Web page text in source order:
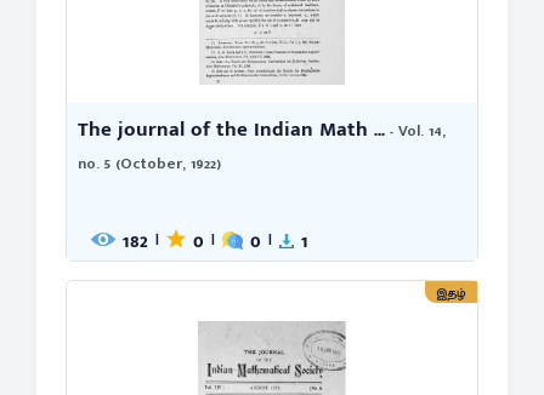
The journal of the Indian Math ...- Vol. 14,
no. 5 (October, 1922)
182 | 0 | 0 | 1
இதழ்